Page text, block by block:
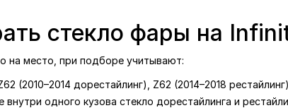
стекло фары на
на место, при подборе учитывают:
(2010–2014 дорестайлинг), Z62 (2014–2018
одного кузова стекло дорестайлинга и